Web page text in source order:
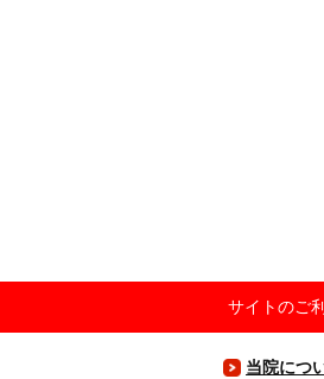
サイトのご
当院につ